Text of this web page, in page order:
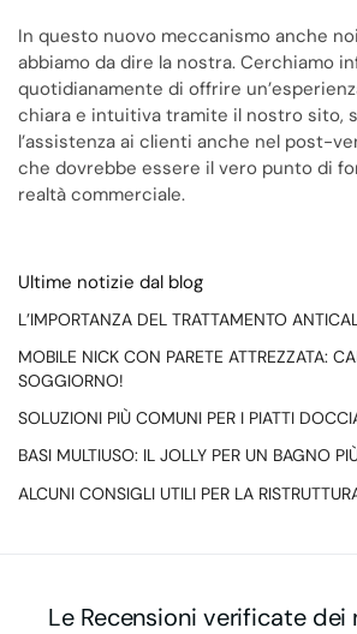
In questo nuovo meccanismo anche
abbiamo da dire la nostra. Cerchiamo
quotidianamente di offrire
chiara e intuitiva tramite il nostro sito,
l’assistenza ai clienti anche nel post-
che dovrebbe essere il vero punto di
realtà commerciale.
Ultime notizie dal blog
L’IMPORTANZA DEL TRATTAMENTO
MOBILE NICK CON PARETE ATTREZZATA:
SOGGIORNO!
SOLUZIONI PIÙ COMUNI PER I PIATTI
BASI MULTIUSO: IL JOLLY PER UN BAGNO
ALCUNI CONSIGLI UTILI PER LA
Le Recensioni verificate dei